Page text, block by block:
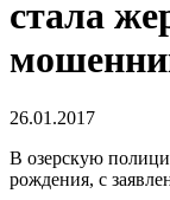
стала
26.01.2017
В озерскую
рождения, с